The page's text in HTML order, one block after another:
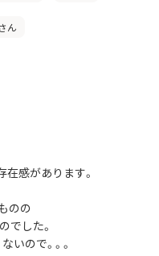
ん
感があります。
のの
でした。
ので。。。